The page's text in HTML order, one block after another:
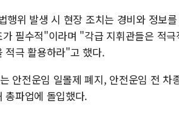
행위 발생 시 현장 조치는 경비와 정보
가 필수적"이라며 "각급 지휘관들은 적
적극 활용하라"고 했다.
안전운임 일몰제 폐지, 안전운임 전 차
총파업에 돌입했다.